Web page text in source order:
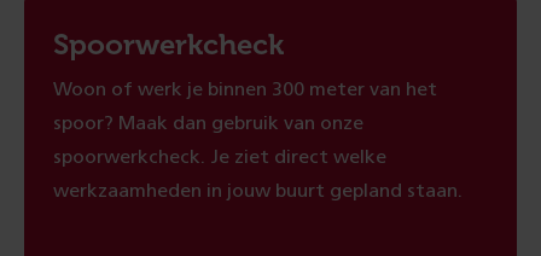
Spoorwerkcheck
Woon of werk je binnen 300 meter van het
spoor? Maak dan gebruik van onze
spoorwerkcheck. Je ziet direct welke
werkzaamheden in jouw buurt gepland staan.